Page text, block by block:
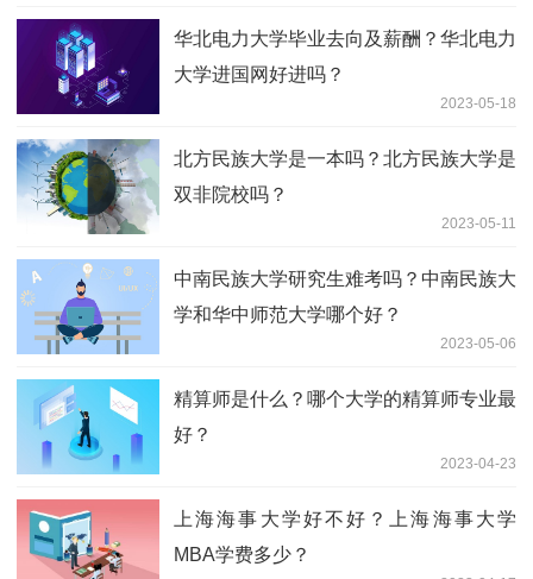
2023-06-21
江南大学今年考研的人多吗？江南大学包
2023-06-12
北交大研究生含金量？北京交通大学研究
2023-06-07
东国大学研究生好申请吗？东国大学回国
2023-05-31
上海交通大学是地方部属高校吗？上海交
2023-05-24